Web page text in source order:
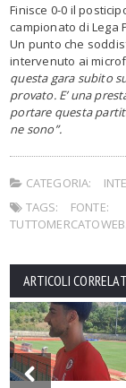
Finisce 0-0 il
campionato di Lega
Un punto che
intervenuto ai
questa gara subito
provato. E’ una
portare questa
ne sono”.
CATEGORIA:
TAGS:
FONTE:
ARTICOLI